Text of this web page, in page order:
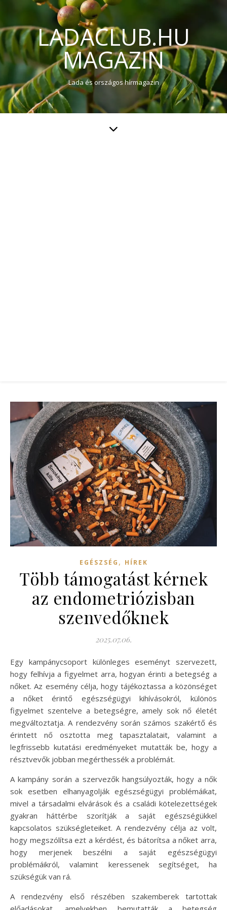
LADACLUB.HU
MAGAZIN
Lada és országos hírmagazin
EGÉSZSÉG , HÍREK
Több támogatást kérnek
az endometriózisban
szenvedőknek
2025.07.06.
Egy kampánycsoport különleges eseményt szervezett,
hogy felhívja a figyelmet arra, hogyan érinti a betegség a
nőket. Az esemény célja, hogy tájékoztassa a közönséget
a nőket érintő egészségügyi kihívásokról, különös
figyelmet szentelve a betegségre, amely sok nő életét
megváltoztatja. A rendezvény során számos szakértő és
érintett nő osztotta meg tapasztalatait, valamint a
legfrissebb kutatási eredményeket mutatták be, hogy a
résztvevők jobban megérthessék a problémát.
A kampány során a szervezők hangsúlyozták, hogy a nők
sok esetben elhanyagolják egészségügyi problémáikat,
mivel a társadalmi elvárások és a családi kötelezettségek
gyakran háttérbe szorítják a saját egészségükkel
kapcsolatos szükségleteiket. A rendezvény célja az volt,
hogy megszólítsa ezt a kérdést, és bátorítsa a nőket arra,
hogy merjenek beszélni a saját egészségügyi
problémáikról, valamint keressenek segítséget, ha
szükségük van rá.
A rendezvény első részében szakemberek tartottak